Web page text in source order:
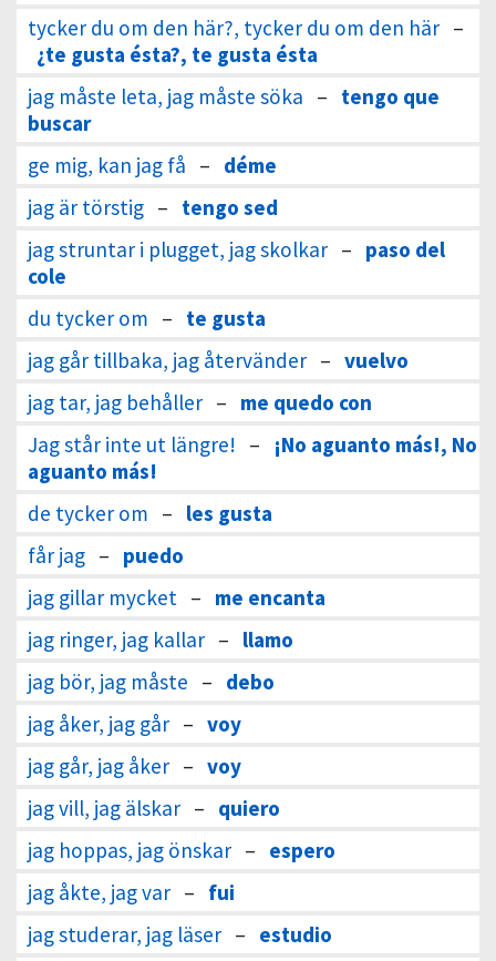
tycker du om den här?, tycker du om den här –
¿te gusta ésta?, te gusta ésta
jag måste leta, jag måste söka – tengo que
buscar
ge mig, kan jag få – déme
jag är törstig – tengo sed
jag struntar i plugget, jag skolkar – paso del
cole
du tycker om – te gusta
jag går tillbaka, jag återvänder – vuelvo
jag tar, jag behåller – me quedo con
Jag står inte ut längre! –
¡No aguanto más!, No
aguanto más!
de tycker om – les gusta
får jag – puedo
jag gillar mycket – me encanta
jag ringer, jag kallar – llamo
jag bör, jag måste – debo
jag åker, jag går – voy
jag går, jag åker – voy
jag vill, jag älskar – quiero
jag hoppas, jag önskar – espero
jag åkte, jag var – fui
jag studerar, jag läser – estudio